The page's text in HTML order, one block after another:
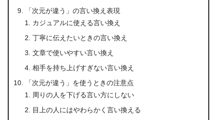
「次元が違う」の言い換え表現
カジュアルに使える言い換え
丁寧に伝えたいときの言い換え
文章で使いやすい言い換え
相手を持ち上げすぎない言い換え
「次元が違う」を使うときの注意点
周りの人を下げる言い方にしない
目上の人にはやわらかく言い換える